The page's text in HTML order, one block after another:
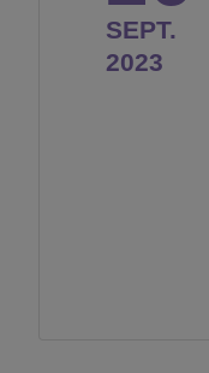
SEPT.
2023